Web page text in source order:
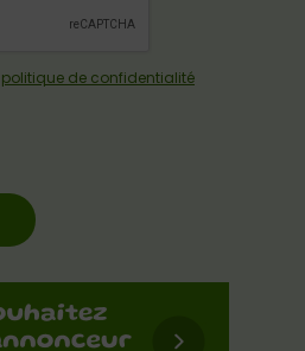
politique de confidentialité